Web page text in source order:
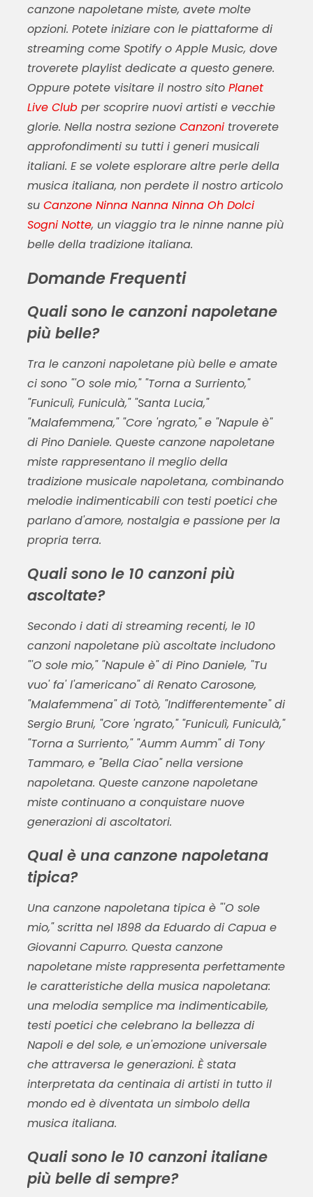
canzone napoletane miste, avete molte
opzioni. Potete iniziare con le piattaforme di
streaming come Spotify o Apple Music, dove
troverete playlist dedicate a questo genere.
Oppure potete visitare il nostro sito Planet
Live Clubper scoprire nuovi artisti e vecchie
glorie. Nella nostra sezione Canzonitroverete
approfondimenti su tutti i generi musicali
italiani. E se volete esplorare altre perle della
musica italiana, non perdete il nostro articolo
su Canzone Ninna Nanna Ninna Oh Dolci
Sogni Notte, un viaggio tra le ninne nanne più
belle della tradizione italiana.
Domande Frequenti
Quali sono le canzoni napoletane
più belle?
Tra le canzoni napoletane più belle e amate
ci sono "'O sole mio," "Torna a Surriento,"
"Funiculì, Funiculà," "Santa Lucia,"
"Malafemmena," "Core 'ngrato," e "Napule è"
di Pino Daniele. Queste canzone napoletane
miste rappresentano il meglio della
tradizione musicale napoletana, combinando
melodie indimenticabili con testi poetici che
parlano d'amore, nostalgia e passione per la
propria terra.
Quali sono le 10 canzoni più
ascoltate?
Secondo i dati di streaming recenti, le 10
canzoni napoletane più ascoltate includono
"'O sole mio," "Napule è" di Pino Daniele, "Tu
vuo' fa' l'americano" di Renato Carosone,
"Malafemmena" di Totò, "Indifferentemente" di
Sergio Bruni, "Core 'ngrato," "Funiculì, Funiculà,"
"Torna a Surriento," "Aumm Aumm" di Tony
Tammaro, e "Bella Ciao" nella versione
napoletana. Queste canzone napoletane
miste continuano a conquistare nuove
generazioni di ascoltatori.
Qual è una canzone napoletana
tipica?
Una canzone napoletana tipica è "'O sole
mio," scritta nel 1898 da Eduardo di Capua e
Giovanni Capurro. Questa canzone
napoletane miste rappresenta perfettamente
le caratteristiche della musica napoletana:
una melodia semplice ma indimenticabile,
testi poetici che celebrano la bellezza di
Napoli e del sole, e un'emozione universale
che attraversa le generazioni. È stata
interpretata da centinaia di artisti in tutto il
mondo ed è diventata un simbolo della
musica italiana.
Quali sono le 10 canzoni italiane
più belle di sempre?